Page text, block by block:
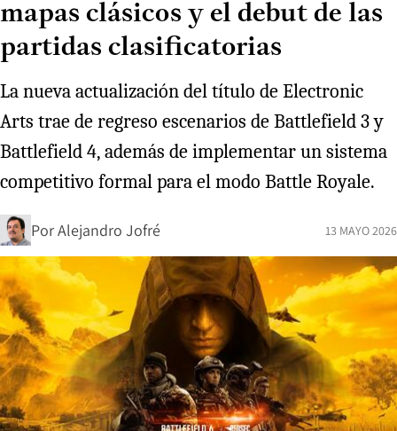
mapas clásicos y el debut de las
partidas clasificatorias
La nueva actualización del título de Electronic
Arts trae de regreso escenarios de Battlefield 3 y
Battlefield 4, además de implementar un sistema
competitivo formal para el modo Battle Royale.
PorAlejandro Jofré 13 MAYO 2026